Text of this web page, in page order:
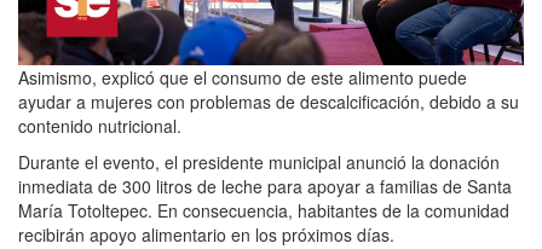
Asimismo, explicó que el consumo de este alimento puede
ayudar a mujeres con problemas de descalcificación, debido a su
contenido nutricional.
Durante el evento, el presidente municipal anunció la donación
inmediata de 300 litros de leche para apoyar a familias de Santa
María Totoltepec. En consecuencia, habitantes de la comunidad
recibirán apoyo alimentario en los próximos días.